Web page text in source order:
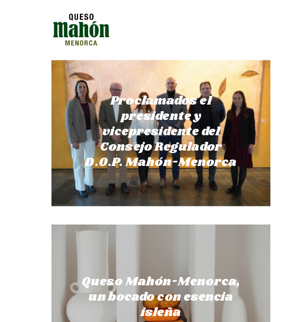
Proclamados el
presidente y
vicepresidente del
Consejo Regulador
D.O.P. Mahón-Menorca
Queso Mahón-Menorca,
un bocado con esencia
isleña